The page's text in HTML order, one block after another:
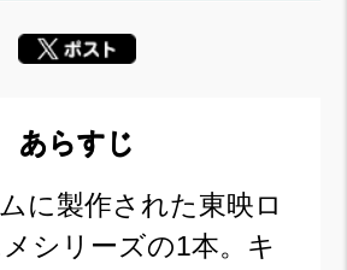
あらすじ
に製作された東映ロ
シリーズの1本。キ